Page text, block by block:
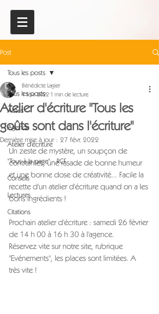
Post
Tous les posts
Actus
Agenda
Atelier d'écriture
"Tous à la page" - RCF
Conseils
Lectures
Citations
Tous les posts
Atelier d'écriture "Tous les
goûts sont dans l'écriture"
Bénédicte Lagier
1 févr. 2022 1 min de lecture
Dernière mise à jour : 27 févr. 2022
Un zeste de mystère, un soupçon de
contraintes, une rasade de bonne humeur
et une bonne dose de créativité... Facile la
recette d'un atelier d'écriture quand on a les
bons ingrédients !
Prochain atelier d'écriture : samedi 26 février
de 14 h 00 à 16 h 30 à l'agence.
Réservez vite sur notre site, rubrique
"Evénements", les places sont limitées. A
très vite !